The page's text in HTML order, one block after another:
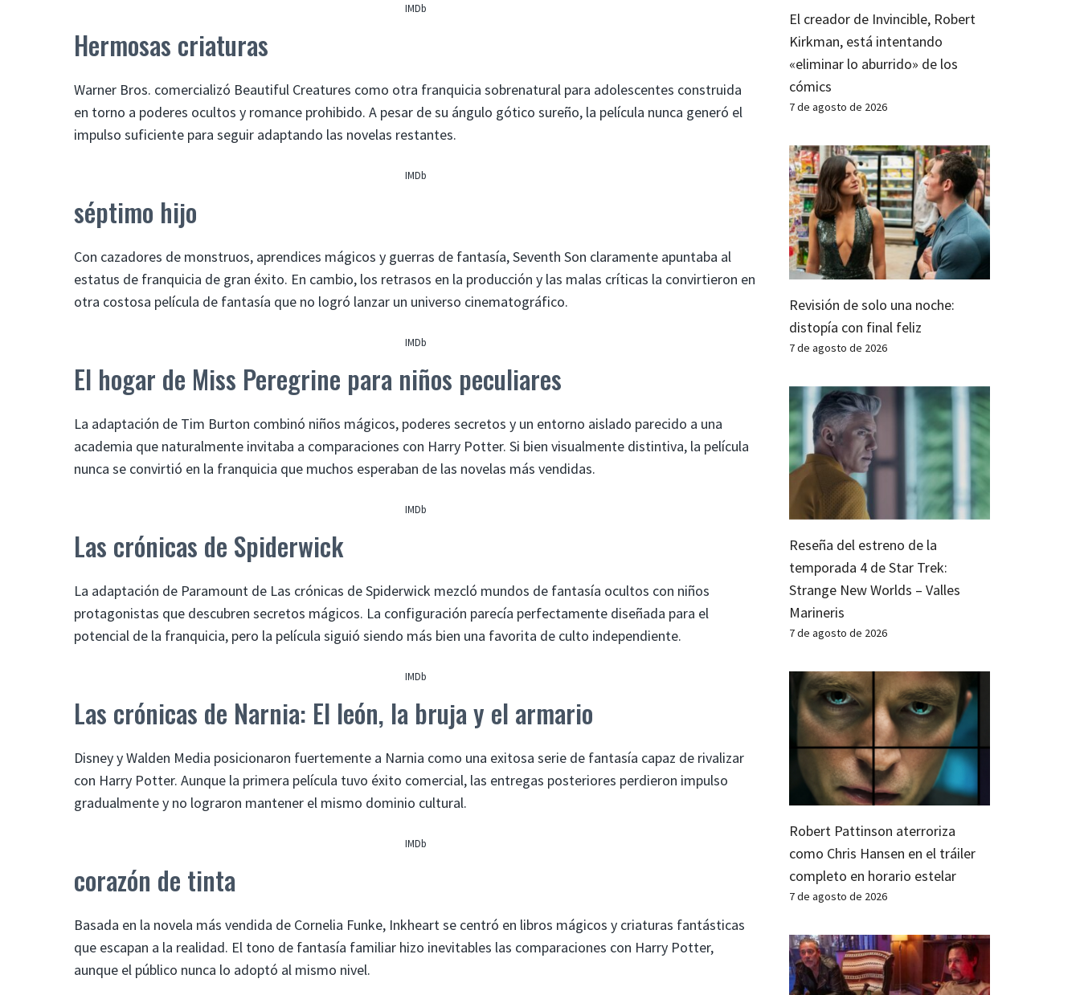
IMDb
Hermosas criaturas
Warner Bros. comercializó Beautiful Creatures como otra franquicia sobrenatural para adolescentes construida
en torno a poderes ocultos y romance prohibido. A pesar de su ángulo gótico sureño, la película nunca generó el
impulso suficiente para seguir adaptando las novelas restantes.
IMDb
séptimo hijo
Con cazadores de monstruos, aprendices mágicos y guerras de fantasía, Seventh Son claramente apuntaba al
estatus de franquicia de gran éxito. En cambio, los retrasos en la producción y las malas críticas la convirtieron en
otra costosa película de fantasía que no logró lanzar un universo cinematográfico.
IMDb
El hogar de Miss Peregrine para niños peculiares
La adaptación de Tim Burton combinó niños mágicos, poderes secretos y un entorno aislado parecido a una
academia que naturalmente invitaba a comparaciones con Harry Potter. Si bien visualmente distintiva, la película
nunca se convirtió en la franquicia que muchos esperaban de las novelas más vendidas.
IMDb
Las crónicas de Spiderwick
La adaptación de Paramount de Las crónicas de Spiderwick mezcló mundos de fantasía ocultos con niños
protagonistas que descubren secretos mágicos. La configuración parecía perfectamente diseñada para el
potencial de la franquicia, pero la película siguió siendo más bien una favorita de culto independiente.
IMDb
Las crónicas de Narnia: El león, la bruja y el armario
Disney y Walden Media posicionaron fuertemente a Narnia como una exitosa serie de fantasía capaz de rivalizar
con Harry Potter. Aunque la primera película tuvo éxito comercial, las entregas posteriores perdieron impulso
gradualmente y no lograron mantener el mismo dominio cultural.
IMDb
corazón de tinta
Basada en la novela más vendida de Cornelia Funke, Inkheart se centró en libros mágicos y criaturas fantásticas
que escapan a la realidad. El tono de fantasía familiar hizo inevitables las comparaciones con Harry Potter,
aunque el público nunca lo adoptó al mismo nivel.
El creador de Invincible, Robert
Kirkman, está intentando
«eliminar lo aburrido» de los
cómics
7 de agosto de 2026
Revisión de solo una noche:
distopía con final feliz
7 de agosto de 2026
Reseña del estreno de la
temporada 4 de Star Trek:
Strange New Worlds – Valles
Marineris
7 de agosto de 2026
Robert Pattinson aterroriza
como Chris Hansen en el tráiler
completo en horario estelar
7 de agosto de 2026